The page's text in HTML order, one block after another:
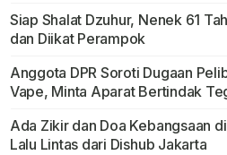
Siap Shalat Dzuhur, Nenek 61
dan Diikat Perampok
Anggota DPR Soroti Dugaan
Vape, Minta Aparat Bertindak
Ada Zikir dan Doa Kebangsaan
Lalu Lintas dari Dishub Jakarta